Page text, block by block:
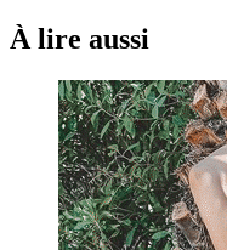
À lire aussi